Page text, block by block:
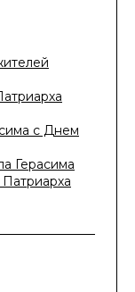
с Днем
Герасима